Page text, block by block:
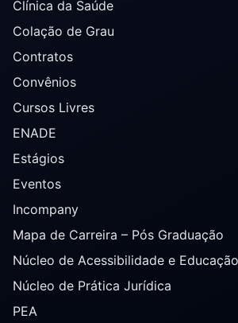
Clínica da Saúde
Colação de Grau
Contratos
Convênios
Cursos Livres
ENADE
Estágios
Eventos
Incompany
Mapa de Carreira – Pós Graduação
Núcleo de Acessibilidade e
Núcleo de Prática Jurídica
PEA